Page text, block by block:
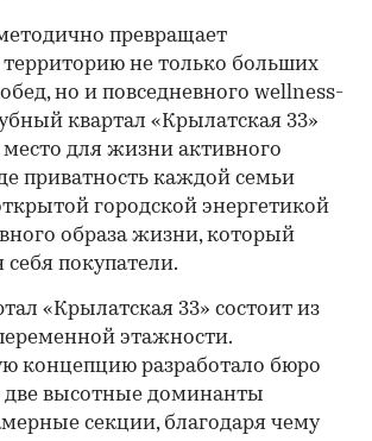
превращает
не только больших
но и повседневного wellness-
квартал «Крылатская 33»
место для жизни активного
приватность каждой семьи
городской энергетикой
образа жизни, который
покупатели.
«Крылатская 33» состоит из
этажности.
концепцию разработало бюро
две высотные доминанты
секции, благодаря чему